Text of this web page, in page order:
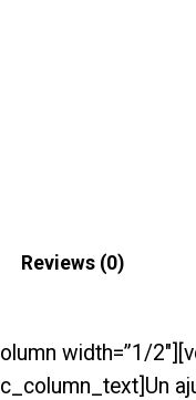
Reviews (0)
width=”1/